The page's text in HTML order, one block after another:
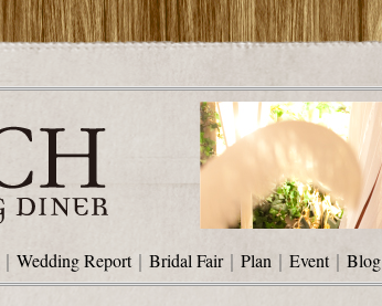
｜ Wedding Report｜ Bridal Fair｜ Plan ｜ Event｜ Blog